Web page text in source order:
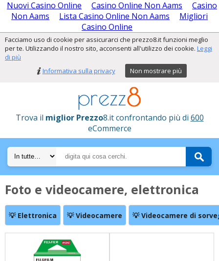
Nuovi Casino Online Casino Online Non Aams
Casino
Non Aams
Lista Casino Online Non Aams
Migliori
Casino Online
Facciamo uso di cookie per assicurarci che prezzo8.it funzioni meglio
per te. Utilizzando il nostro sito, acconsenti all'utilizzo dei cookie. Leggi
di più
Informativa sulla privacy
Non mostrare più
Trova il miglior Prezzo8.it confrontando più di 600
eCommerce
Foto e videocamere, elettronica
💡 Elettronica 💡 Videocamere 💡 Videocamere di